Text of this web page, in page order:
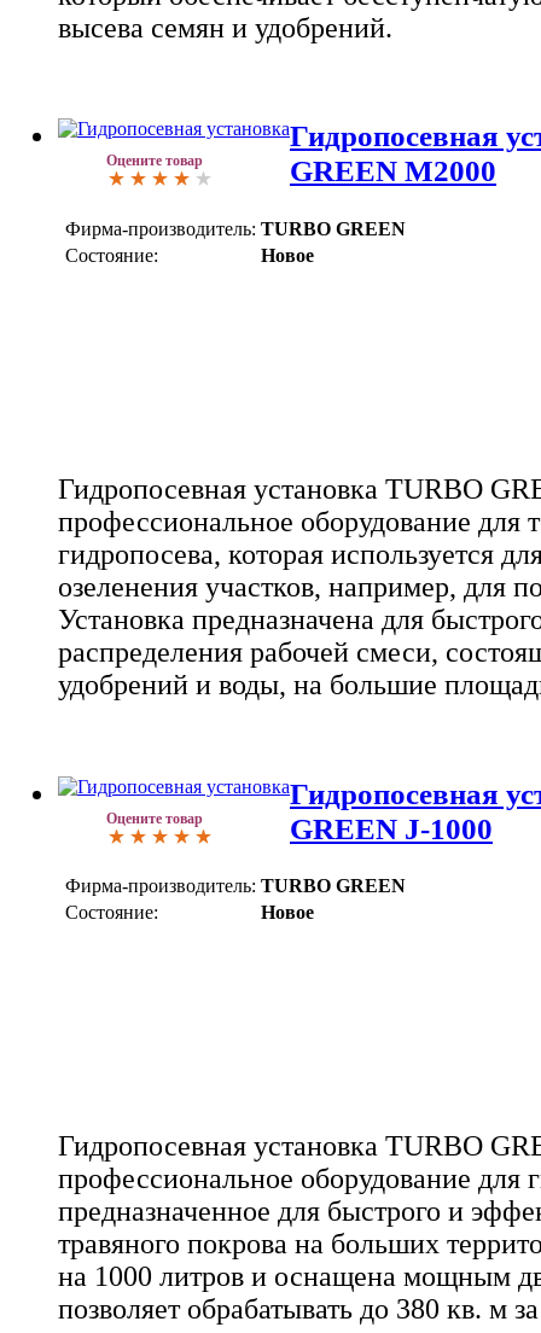
высева семян и удобрений.
Оцените товар
Гидропосевная
GREEN M2000
Фирма-производитель: TURBO GREEN
Состояние:
Новое
Гидропосевная установка TURBO
профессиональное оборудование для
гидропосева, которая используется
озеленения участков, например, для
Установка предназначена для
распределения рабочей смеси,
удобрений и воды, на большие
Оцените товар
Гидропосевная
GREEN J-1000
Фирма-производитель: TURBO GREEN
Состояние:
Новое
Гидропосевная установка TURBO
профессиональное оборудование для
предназначенное для быстрого и
травяного покрова на больших
на 1000 литров и оснащена мощным
позволяет обрабатывать до 380 кв. м